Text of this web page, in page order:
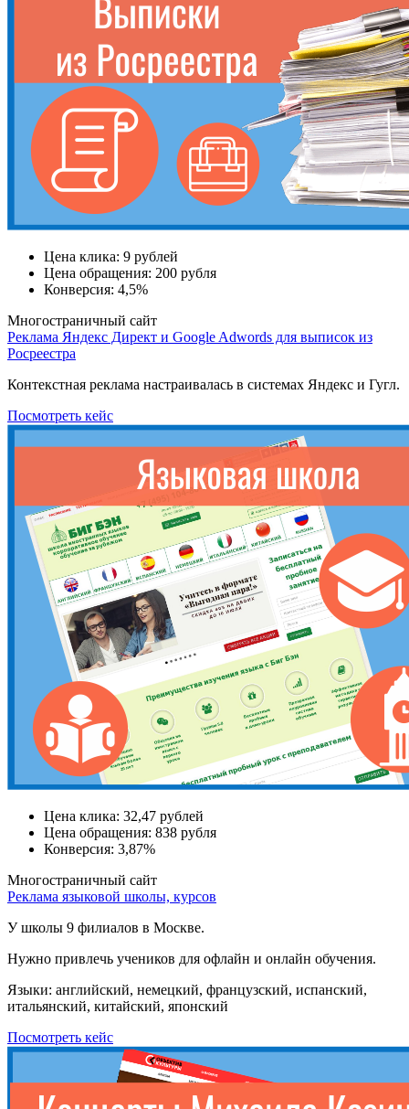
Цена клика: 9 рублей
Цена обращения: 200 рубля
Конверсия: 4,5%
Многостраничный сайт
Реклама Яндекс Директ и Google Adwords для выписок из
Росреестра
Контекстная реклама настраивалась в системах Яндекс и Гугл.
Посмотреть кейс
Цена клика: 32,47 рублей
Цена обращения: 838 рубля
Конверсия: 3,87%
Многостраничный сайт
Реклама языковой школы, курсов
У школы 9 филиалов в Москве.
Нужно привлечь учеников для офлайн и онлайн обучения.
Языки: английский, немецкий, французский, испанский,
итальянский, китайский, японский
Посмотреть кейс